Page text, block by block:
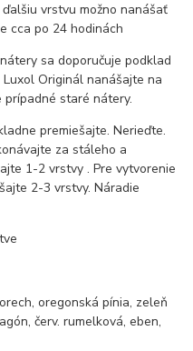
vrstvu možno nanášať
cca po 24 hodinách
sa doporučuje podklad
Originál nanášajte na
staré nátery.
premiešajte. Nerieďte.
za stáleho a
1-2 vrstvy . Pre vytvorenie
2-3 vrstvy. Náradie
oregonská pínia, zeleň
červ. rumelková, eben,